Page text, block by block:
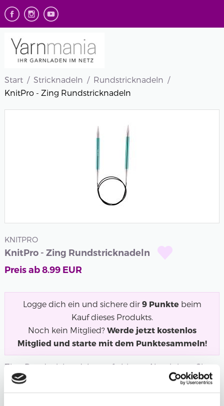
Start Stricknadeln
Rundstricknadeln
KnitPro - Zing Rundstricknadeln
KNITPRO
KnitPro - Zing Rundstricknadeln
Preis ab8.99EUR
Logge dich ein und sichere dir 9 Punktebeim
Kauf dieses Produkts.
Noch kein Mitglied? Werde jetzt kostenlos
Mitglied und starte mit dem Punktesammeln!
Zing Rundstricknadeln aus farbigem Aluminium. Sie
erhalten Stricknadeln, die sich sehr...